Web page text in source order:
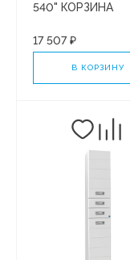
540" КОРЗИНА
17 507 ₽
В КОРЗИНУ